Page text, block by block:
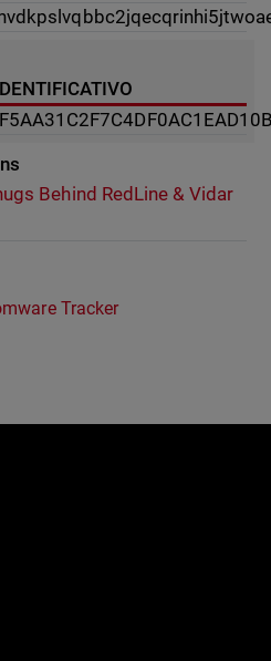
Behind RedLine & Vidar
Tracker